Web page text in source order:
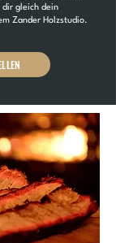
dir gleich dein
Zander Holzstudio.